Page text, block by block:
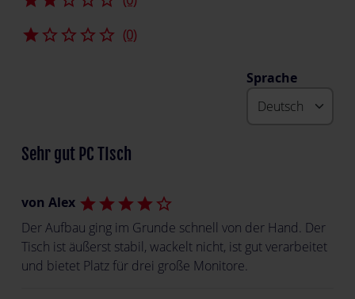
(0)
star_border
star_border
star_border
star_border
star
Sprache
Sehr gut PC TIsch
von Alex star_border
star
star
star
star
Der Aufbau ging im Grunde schnell von der Hand. Der
Tisch ist äußerst stabil, wackelt nicht, ist gut verarbeitet
und bietet Platz für drei große Monitore.